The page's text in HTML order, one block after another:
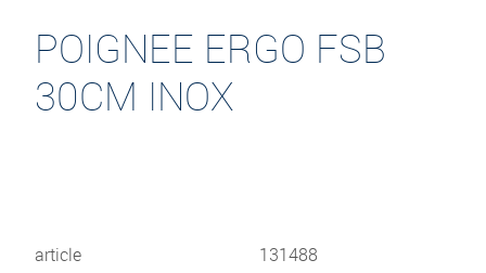
POIGNEE ERGO FSB
30CM INOX
article
131488